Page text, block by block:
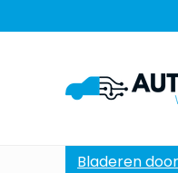
Bladeren